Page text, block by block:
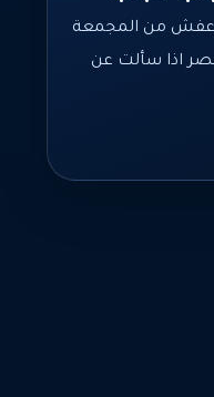
عفش من المجمعة
اذا سألت عن